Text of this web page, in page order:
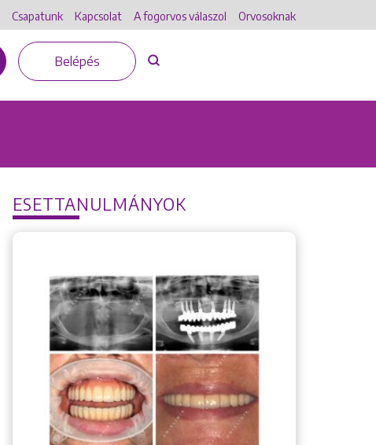
Csapatunk Kapcsolat A fogorvos válaszol Orvosoknak
Belépés
ESETTANULMÁNYOK